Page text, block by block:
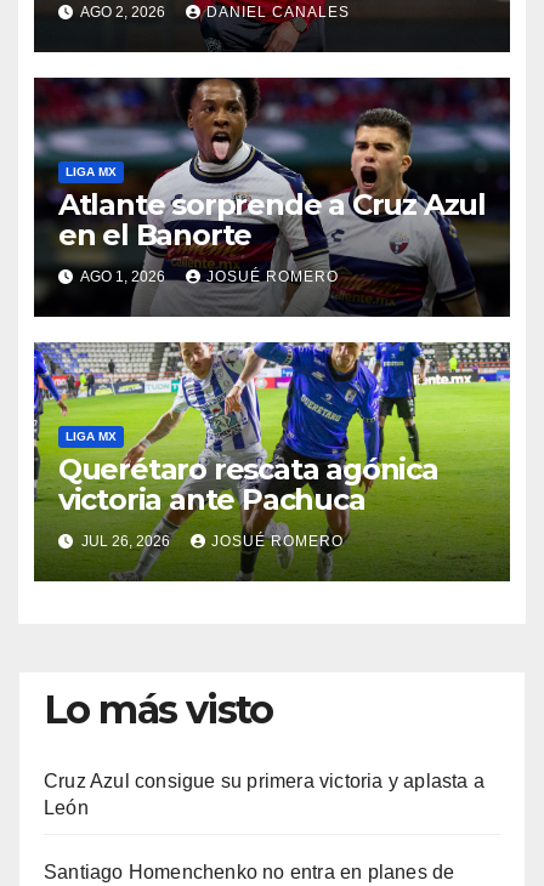
AGO 2, 2026 DANIEL CANALES
LIGA MX
Atlante sorprende a Cruz Azul
en el Banorte
AGO 1, 2026 JOSUÉ ROMERO
LIGA MX
Querétaro rescata agónica
victoria ante Pachuca
JUL 26, 2026 JOSUÉ ROMERO
Lo más visto
Cruz Azul consigue su primera victoria y aplasta a
León
Santiago Homenchenko no entra en planes de